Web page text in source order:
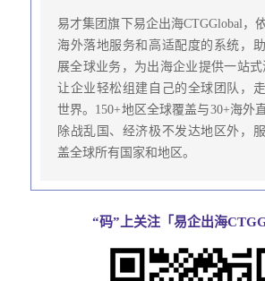
易才集团旗下易企出海CTGGlobal，
海外落地服务和高适配度的系统，
展全球业务，为出海企业提供一站式
让企业轻松组建自己的全球团队，
世界。150+地区全球覆盖与30+海外
除战乱国、经济极不发达地区外，
盖全球所有国家和地区。
“码”上关注「易企出海